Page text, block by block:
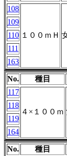
108
１００ｍＨ
109
110
111
163
No. 種目
117
４×１００ｍ
118
119
164
No. 種目